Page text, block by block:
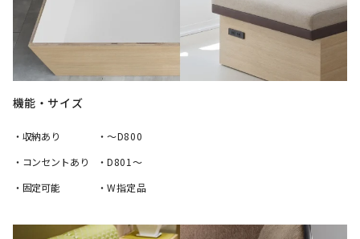
機能・サイズ
・収納あり
・コンセントあり
・固定可能
・～D800
・D801～
・W指定品